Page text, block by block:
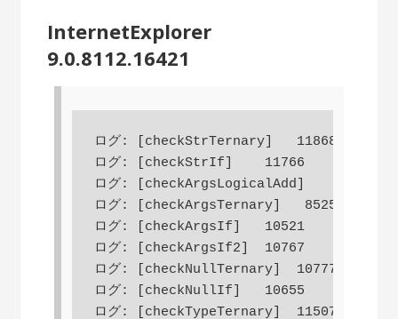
InternetExplorer
9.0.8112.16421
ログ: [checkStrTernary]   11868
ログ: [checkStrIf]    11766
ログ: [checkArgsLogicalAdd]    8618
ログ: [checkArgsTernary]   8525
ログ: [checkArgsIf]   10521
ログ: [checkArgsIf2]  10767
ログ: [checkNullTernary]  10777
ログ: [checkNullIf]   10655
ログ: [checkTypeTernary]  11507